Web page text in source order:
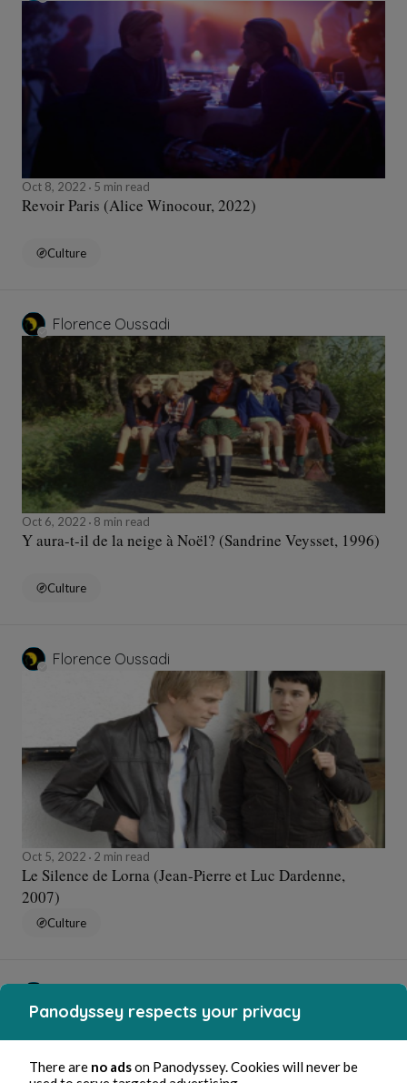
Oct 8, 2022 5 min read
Revoir Paris (Alice Winocour, 2022)
Culture
Florence Oussadi
Oct 6, 2022 8 min read
Y aura-t-il de la neige à Noël? (Sandrine Veysset, 1996)
Culture
Florence Oussadi
Oct 5, 2022 2 min read
Le Silence de Lorna (Jean-Pierre et Luc Dardenne,
2007)
Culture
Panodyssey respects your privacy
There are no adson Panodyssey. Cookies will never be